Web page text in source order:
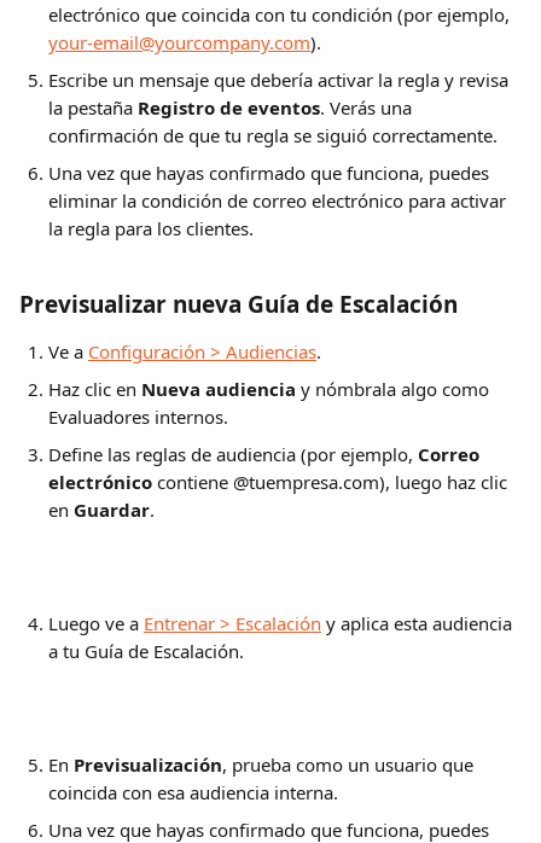
electrónico que coincida con tu condición (por ejemplo,
your-email@yourcompany.com).
Escribe un mensaje que debería activar la regla y revisa
la pestaña Registro de eventos. Verás una
confirmación de que tu regla se siguió correctamente.
Una vez que hayas confirmado que funciona, puedes
eliminar la condición de correo electrónico para activar
la regla para los clientes.
Previsualizar nueva Guía de Escalación
Ve a Configuración > Audiencias.
Haz clic en Nueva audiencia y nómbrala algo como
Evaluadores internos.
Define las reglas de audiencia (por ejemplo, Correo
electrónico contiene @tuempresa.com), luego haz clic
en Guardar.
Luego ve a Entrenar > Escalación y aplica esta audiencia
a tu Guía de Escalación.
En Previsualización, prueba como un usuario que
coincida con esa audiencia interna.
Una vez que hayas confirmado que funciona, puedes